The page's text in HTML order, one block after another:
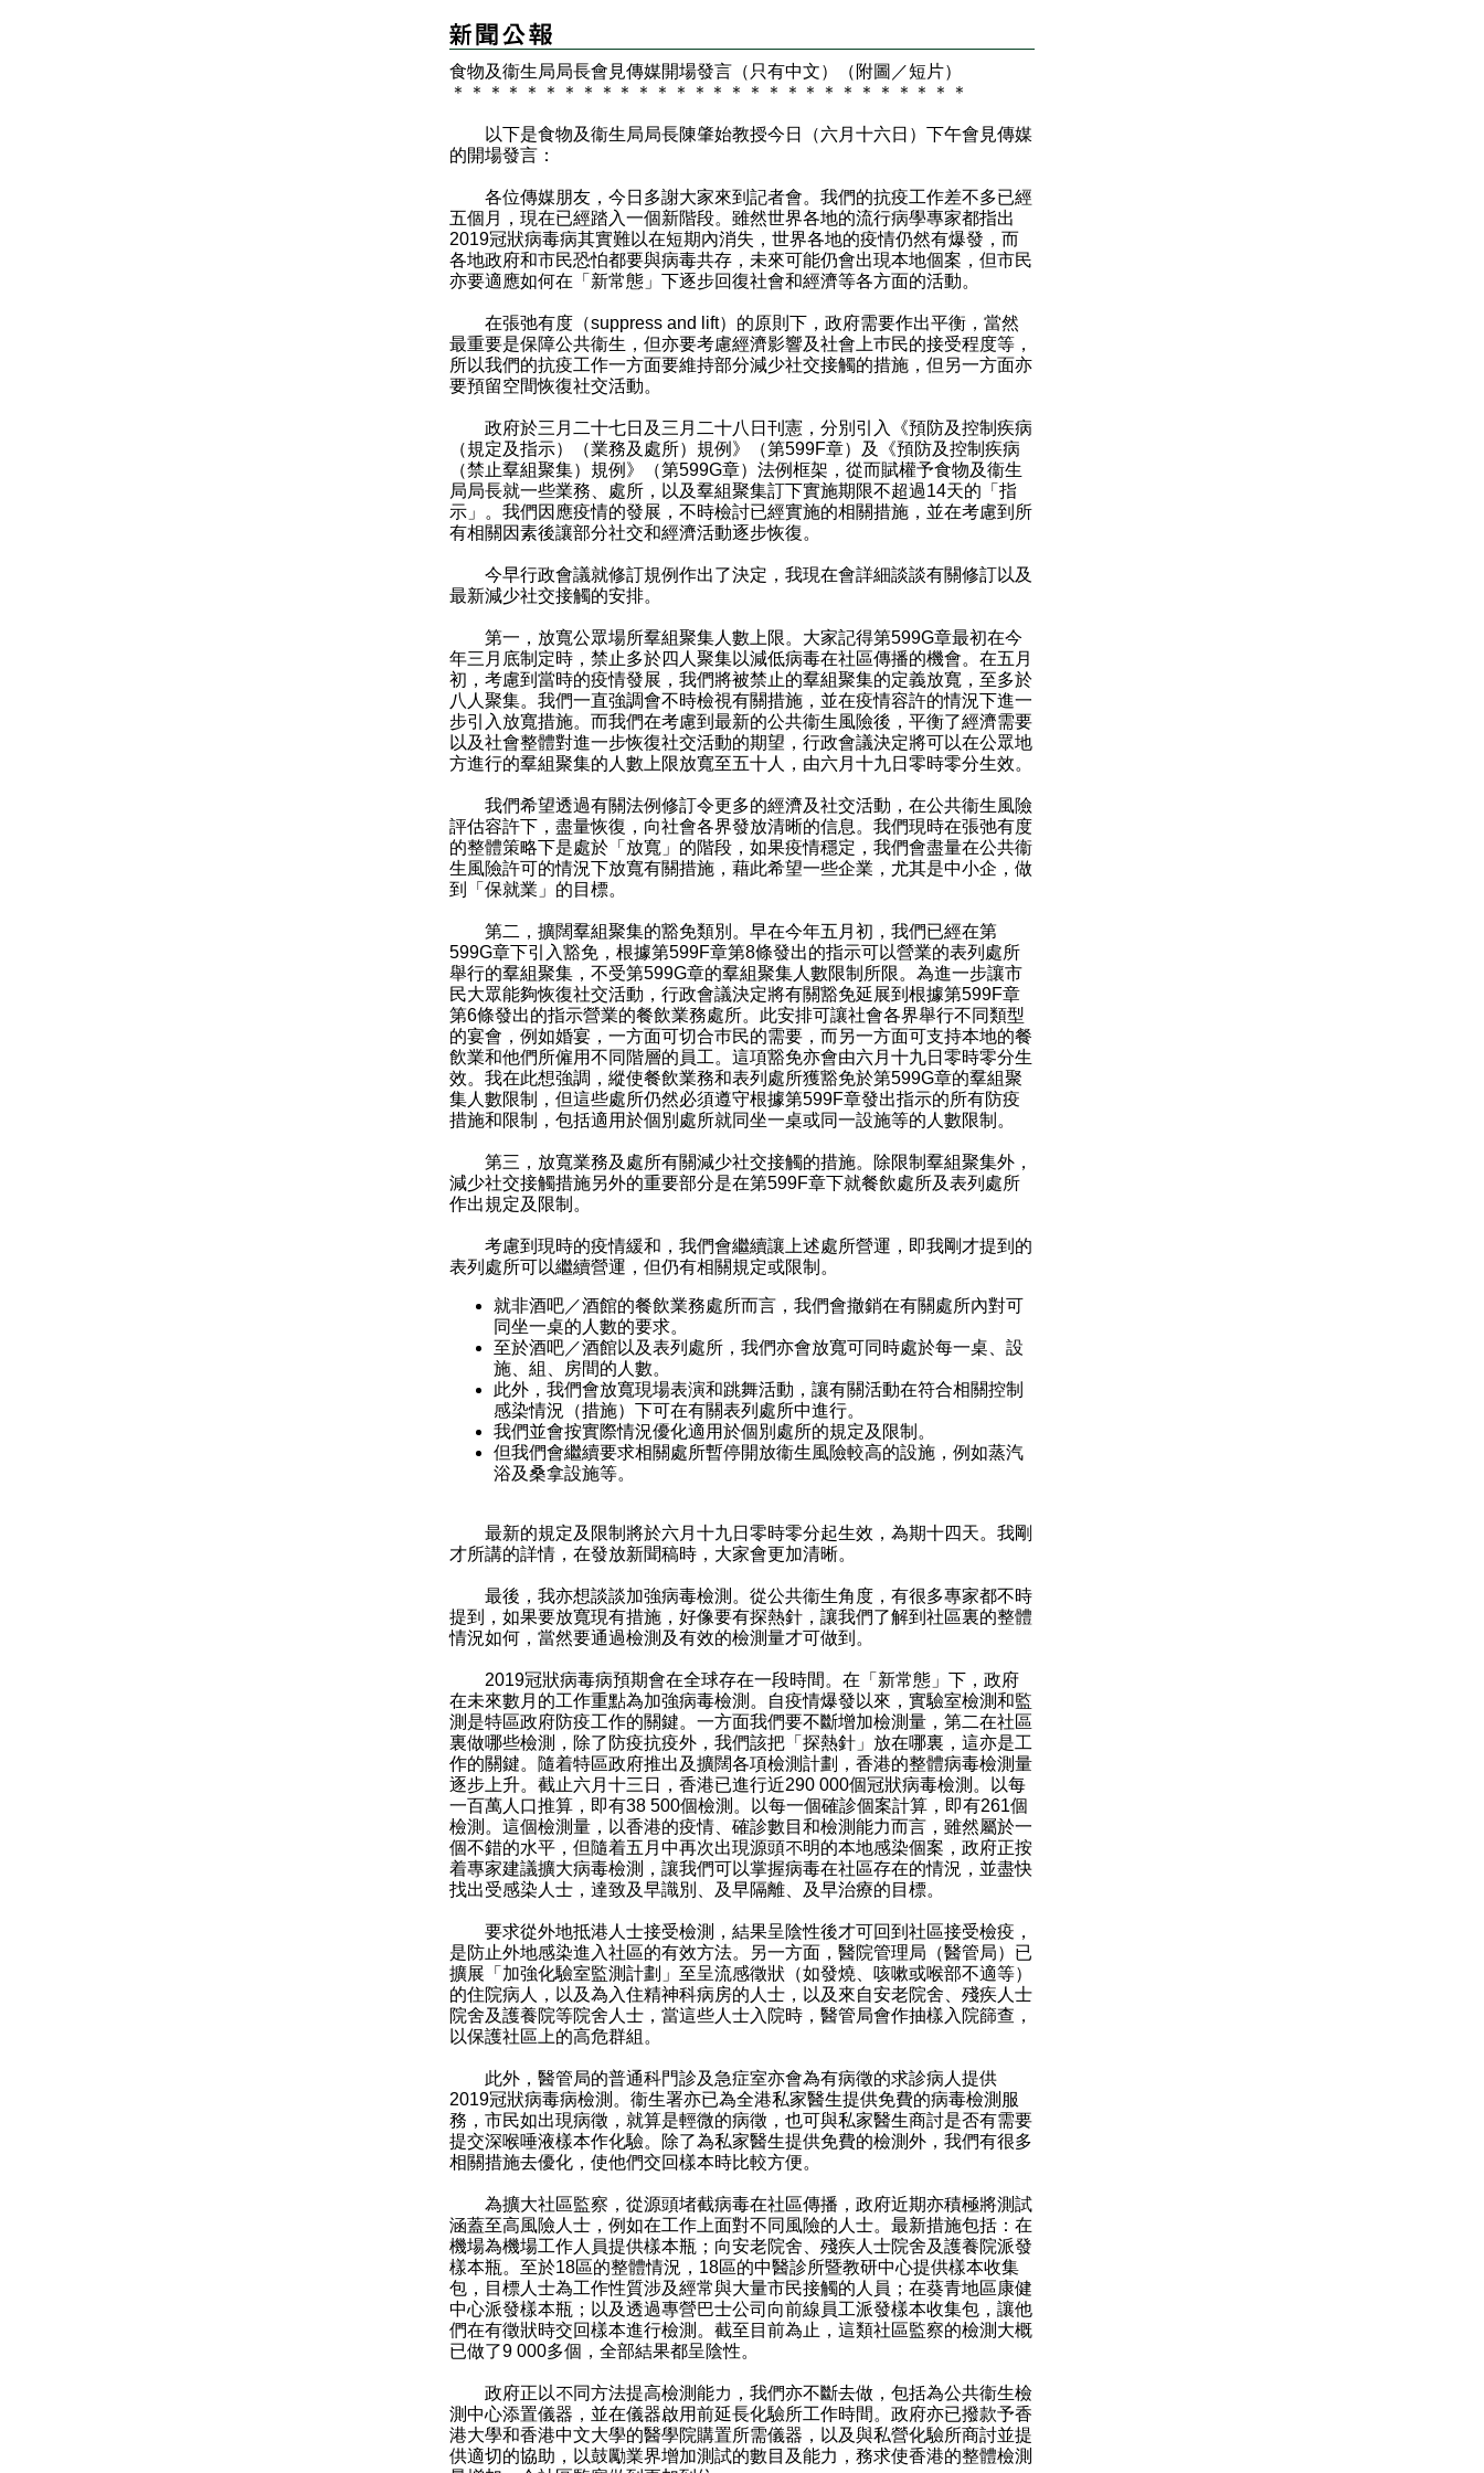
食物及衞生局局長會見傳媒開場發言（只有中文）（附圖／短片）
＊
＊ ＊ ＊ ＊ ＊ ＊ ＊ ＊ ＊ ＊ ＊ ＊ ＊ ＊ ＊ ＊ ＊ ＊ ＊ ＊ ＊ ＊ ＊ ＊ ＊ ＊ ＊
以下是食物及衞生局局長陳肇始教授今日（六月十六日）下午會見傳媒
的開場發言：
各位傳媒朋友，今日多謝大家來到記者會。我們的抗疫工作差不多已經
五個月，現在已經踏入一個新階段。雖然世界各地的流行病學專家都指出
2019冠狀病毒病其實難以在短期內消失，世界各地的疫情仍然有爆發，而
各地政府和市民恐怕都要與病毒共存，未來可能仍會出現本地個案，但市民
亦要適應如何在「新常態」下逐步回復社會和經濟等各方面的活動。
在張弛有度（suppress and lift）的原則下，政府需要作出平衡，當然
最重要是保障公共衞生，但亦要考慮經濟影響及社會上巿民的接受程度等，
所以我們的抗疫工作一方面要維持部分減少社交接觸的措施，但另一方面亦
要預留空間恢復社交活動。
政府於三月二十七日及三月二十八日刊憲，分別引入《預防及控制疾病
（規定及指示）（業務及處所）規例》（第599F章）及《預防及控制疾病
（禁止羣組聚集）規例》（第599G章）法例框架，從而賦權予食物及衞生
局局長就一些業務、處所，以及羣組聚集訂下實施期限不超過14天的「指
示」。我們因應疫情的發展，不時檢討已經實施的相關措施，並在考慮到所
有相關因素後讓部分社交和經濟活動逐步恢復。
今早行政會議就修訂規例作出了決定，我現在會詳細談談有關修訂以及
最新減少社交接觸的安排。
第一，放寬公眾場所羣組聚集人數上限。大家記得第599G章最初在今
年三月底制定時，禁止多於四人聚集以減低病毒在社區傳播的機會。在五月
初，考慮到當時的疫情發展，我們將被禁止的羣組聚集的定義放寬，至多於
八人聚集。我們一直強調會不時檢視有關措施，並在疫情容許的情況下進一
步引入放寬措施。而我們在考慮到最新的公共衞生風險後，平衡了經濟需要
以及社會整體對進一步恢復社交活動的期望，行政會議決定將可以在公眾地
方進行的羣組聚集的人數上限放寬至五十人，由六月十九日零時零分生效。
我們希望透過有關法例修訂令更多的經濟及社交活動，在公共衞生風險
評估容許下，盡量恢復，向社會各界發放清晰的信息。我們現時在張弛有度
的整體策略下是處於「放寬」的階段，如果疫情穩定，我們會盡量在公共衞
生風險許可的情況下放寬有關措施，藉此希望一些企業，尤其是中小企，做
到「保就業」的目標。
第二，擴闊羣組聚集的豁免類別。早在今年五月初，我們已經在第
599G章下引入豁免，根據第599F章第8條發出的指示可以營業的表列處所
舉行的羣組聚集，不受第599G章的羣組聚集人數限制所限。為進一步讓市
民大眾能夠恢復社交活動，行政會議決定將有關豁免延展到根據第599F章
第6條發出的指示營業的餐飲業務處所。此安排可讓社會各界舉行不同類型
的宴會，例如婚宴，一方面可切合巿民的需要，而另一方面可支持本地的餐
飲業和他們所僱用不同階層的員工。這項豁免亦會由六月十九日零時零分生
效。我在此想強調，縱使餐飲業務和表列處所獲豁免於第599G章的羣組聚
集人數限制，但這些處所仍然必須遵守根據第599F章發出指示的所有防疫
措施和限制，包括適用於個別處所就同坐一桌或同一設施等的人數限制。
第三，放寬業務及處所有關減少社交接觸的措施。除限制羣組聚集外，
減少社交接觸措施另外的重要部分是在第599F章下就餐飲處所及表列處所
作出規定及限制。
考慮到現時的疫情緩和，我們會繼續讓上述處所營運，即我剛才提到的
表列處所可以繼續營運，但仍有相關規定或限制。
就非酒吧／酒館的餐飲業務處所而言，我們會撤銷在有關處所內對可
同坐一桌的人數的要求。
至於酒吧／酒館以及表列處所，我們亦會放寬可同時處於每一桌、設
施、組、房間的人數。
此外，我們會放寬現場表演和跳舞活動，讓有關活動在符合相關控制
感染情況（措施）下可在有關表列處所中進行。
我們並會按實際情況優化適用於個別處所的規定及限制。
但我們會繼續要求相關處所暫停開放衞生風險較高的設施，例如蒸汽
浴及桑拿設施等。
最新的規定及限制將於六月十九日零時零分起生效，為期十四天。我剛
才所講的詳情，在發放新聞稿時，大家會更加清晰。
最後，我亦想談談加強病毒檢測。從公共衞生角度，有很多專家都不時
提到，如果要放寬現有措施，好像要有探熱針，讓我們了解到社區裏的整體
情況如何，當然要通過檢測及有效的檢測量才可做到。
2019冠狀病毒病預期會在全球存在一段時間。在「新常態」下，政府
在未來數月的工作重點為加強病毒檢測。自疫情爆發以來，實驗室檢測和監
測是特區政府防疫工作的關鍵。一方面我們要不斷增加檢測量，第二在社區
裏做哪些檢測，除了防疫抗疫外，我們該把「探熱針」放在哪裏，這亦是工
作的關鍵。隨着特區政府推出及擴闊各項檢測計劃，香港的整體病毒檢測量
逐步上升。截止六月十三日，香港已進行近290 000個冠狀病毒檢測。以每
一百萬人口推算，即有38 500個檢測。以每一個確診個案計算，即有261個
檢測。這個檢測量，以香港的疫情、確診數目和檢測能力而言，雖然屬於一
個不錯的水平，但隨着五月中再次出現源頭不明的本地感染個案，政府正按
着專家建議擴大病毒檢測，讓我們可以掌握病毒在社區存在的情況，並盡快
找出受感染人士，達致及早識別、及早隔離、及早治療的目標。
要求從外地抵港人士接受檢測，結果呈陰性後才可回到社區接受檢疫，
是防止外地感染進入社區的有效方法。另一方面，醫院管理局（醫管局）已
擴展「加強化驗室監測計劃」至呈流感徵狀（如發燒、咳嗽或喉部不適等）
的住院病人，以及為入住精神科病房的人士，以及來自安老院舍、殘疾人士
院舍及護養院等院舍人士，當這些人士入院時，醫管局會作抽樣入院篩查，
以保護社區上的高危群組。
此外，醫管局的普通科門診及急症室亦會為有病徵的求診病人提供
2019冠狀病毒病檢測。衞生署亦已為全港私家醫生提供免費的病毒檢測服
務，市民如出現病徵，就算是輕微的病徵，也可與私家醫生商討是否有需要
提交深喉唾液樣本作化驗。除了為私家醫生提供免費的檢測外，我們有很多
相關措施去優化，使他們交回樣本時比較方便。
為擴大社區監察，從源頭堵截病毒在社區傳播，政府近期亦積極將測試
涵蓋至高風險人士，例如在工作上面對不同風險的人士。最新措施包括：在
機場為機場工作人員提供樣本瓶；向安老院舍、殘疾人士院舍及護養院派發
樣本瓶。至於18區的整體情況，18區的中醫診所暨教研中心提供樣本收集
包，目標人士為工作性質涉及經常與大量市民接觸的人員；在葵青地區康健
中心派發樣本瓶；以及透過專營巴士公司向前線員工派發樣本收集包，讓他
們在有徵狀時交回樣本進行檢測。截至目前為止，這類社區監察的檢測大概
已做了9 000多個，全部結果都呈陰性。
政府正以不同方法提高檢測能力，我們亦不斷去做，包括為公共衞生檢
測中心添置儀器，並在儀器啟用前延長化驗所工作時間。政府亦已撥款予香
港大學和香港中文大學的醫學院購置所需儀器，以及與私營化驗所商討並提
供適切的協助，以鼓勵業界增加測試的數目及能力，務求使香港的整體檢測